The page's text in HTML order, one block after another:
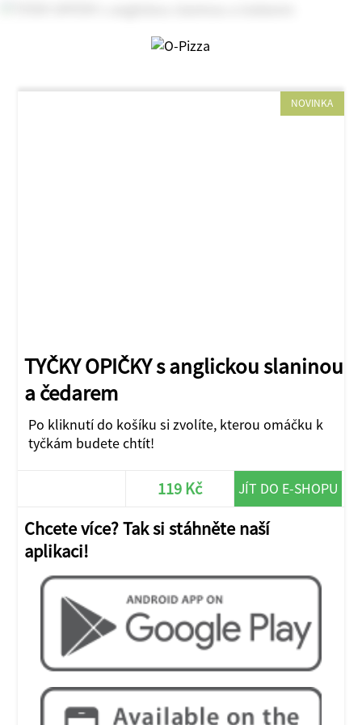
NOVINKA
TYČKY OPIČKY s anglickou slaninou
a čedarem
Po kliknutí do košíku si zvolíte, kterou omáčku k
tyčkám budete chtít!
119 Kč JÍT DO E-SHOPU
Chcete více? Tak si stáhněte naší
aplikaci!